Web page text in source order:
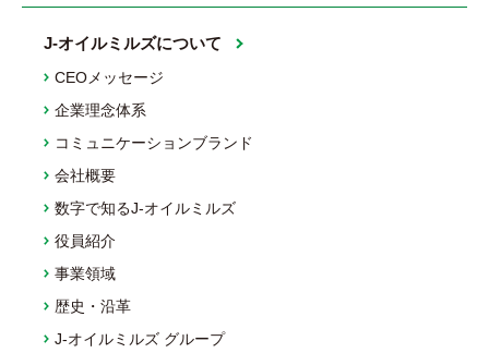
J-オイルミルズについて
CEOメッセージ
企業理念体系
コミュニケーションブランド
会社概要
数字で知るJ-オイルミルズ
役員紹介
事業領域
歴史・沿革
J-オイルミルズ グループ